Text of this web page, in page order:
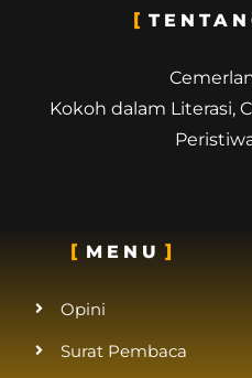
Kokoh dalam Literasi,
MENU
Opini
Surat Pembaca